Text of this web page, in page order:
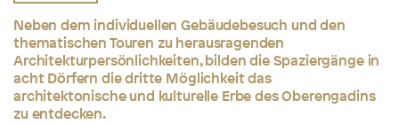
Neben dem individuellen Gebäudebesuch und den
thematischen Touren zu herausragenden
Architekturpersönlichkeiten, bilden die Spaziergänge in
acht Dörfern die dritte Möglichkeit das
architektonische und kulturelle Erbe des Oberengadins
zu entdecken.